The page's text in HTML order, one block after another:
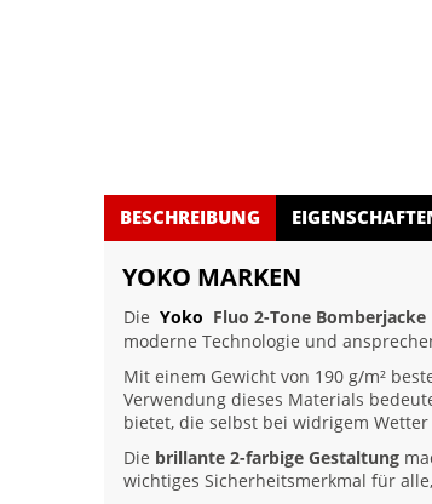
BESCHREIBUNG
YOKO MARKEN
Die Yoko Fluo 2-Tone Bomberjacke
moderne Technologie und
Mit einem Gewicht von 190 g/m²
Verwendung dieses Materials
bietet, die selbst bei widrigem
Die brillante 2-farbige Gestaltung
wichtiges Sicherheitsmerkmal für